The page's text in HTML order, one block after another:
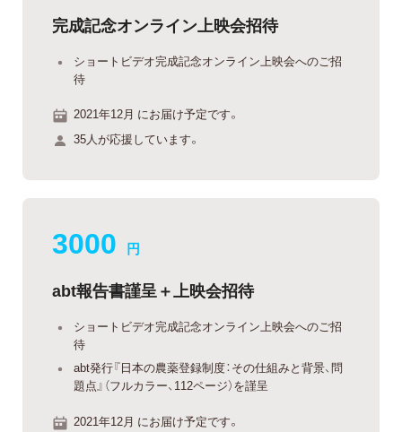
完成記念オンライン上映会招待
ショートビデオ完成記念オンライン上映会へのご招
待
2021年12月 にお届け予定です。
35人が応援しています。
3000 円
abt報告書謹呈＋上映会招待
ショートビデオ完成記念オンライン上映会へのご招
待
abt発行『日本の農薬登録制度：その仕組みと背景、問
題点』（フルカラー、112ページ）を謹呈
2021年12月 にお届け予定です。